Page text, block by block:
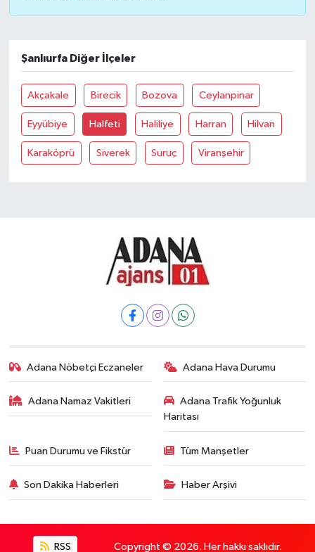
Şanlıurfa Diğer İlçeler
Akçakale Birecik Bozova Ceylanpinar
Eyyübiye Halfeti Haliliye Harran Hilvan
Karaköprü Siverek Suruç Viranşehir
Adana Nöbetçi Eczaneler Adana Hava Durumu
Adana Namaz Vakitleri
Adana Trafik Yoğunluk
Haritası
Puan Durumu ve Fikstür Tüm Manşetler
Son Dakika Haberleri Haber Arşivi
RSS Copyright © 2026. Her hakkı saklıdır.